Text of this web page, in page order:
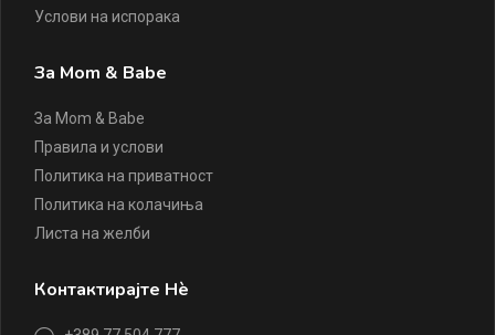
Услови на испорака
За Mom & Babe
За Mom & Babe
Правила и услови
Политика на приватност
Политика на колачиња
Листа на желби
Контактирајте Нè